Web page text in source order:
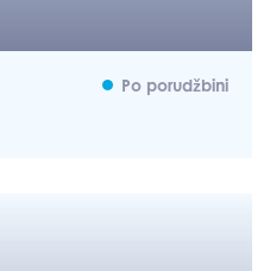
Po porudžbini